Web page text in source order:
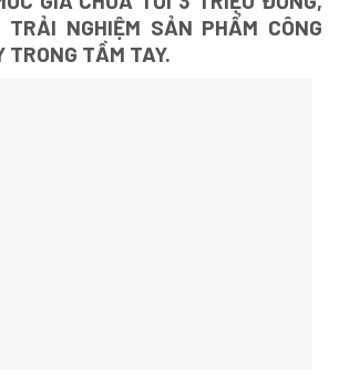
NGHIỆM SẢN PHẨM CÔNG
TRONG TẦM TAY.